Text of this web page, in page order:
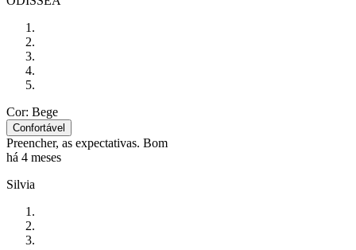
Cor: Bege
Confortável
Preencher, as expectativas. Bom
há 4 meses
Silvia